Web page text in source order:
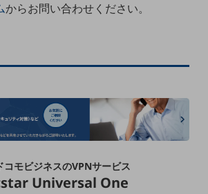
からお問い合わせください。
コモビジネスのVPNサービス
Universal One